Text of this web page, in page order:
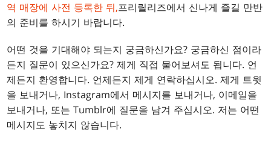
역 매장에 사전 등록한 뒤,프리릴리즈에서 신나게 즐길 만반
의 준비를 하시기 바랍니다.
어떤 것을 기대해야 되는지 궁금하신가요? 궁금하신 점이라
든지 질문이 있으신가요? 제게 직접 물어보셔도 됩니다. 언
제든지 환영합니다. 언제든지 제게 연락하십시오. 제게 트윗
을 보내거나, Instagram에서 메시지를 보내거나, 이메일을
보내거나, 또는 Tumblr에 질문을 남겨 주십시오. 저는 어떤
메시지도 놓치지 않습니다.